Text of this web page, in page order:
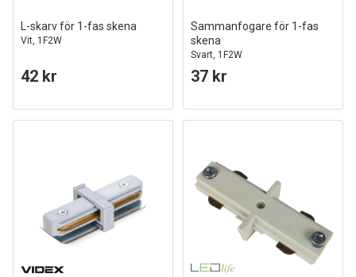
L-skarv för 1-fas skena
Vit, 1F2W
42 kr
Sammanfogare för 1-fas
skena
Svart, 1F2W
37 kr